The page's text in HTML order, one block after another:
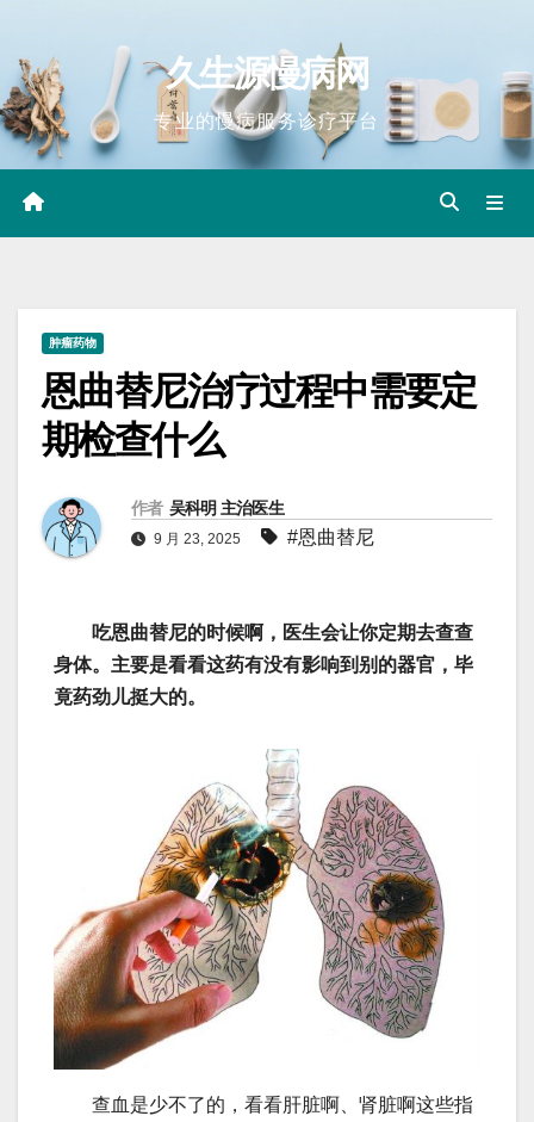
content
久生源慢病网
专业的慢病服务诊疗平台
肿瘤药物
恩曲替尼治疗过程中需要定
期检查什么
作者 吴科明 主治医生
9 月 23, 2025 #恩曲替尼
吃恩曲替尼的时候啊，医生会让你定期去查查
身体。主要是看看这药有没有影响到别的器官，毕
竟药劲儿挺大的。
查血是少不了的，看看肝脏啊、肾脏啊这些指